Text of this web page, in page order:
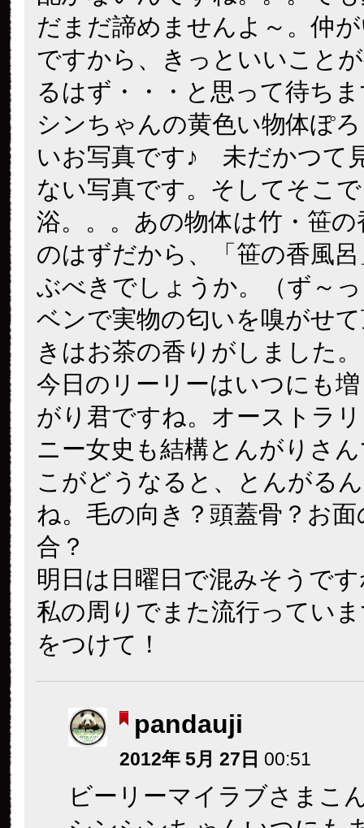
だまだ諦めませんよ～。仲
ですから、きっといいこと
るはず・・・と思って待ち
シンちゃんの黄色い物体ぽ
いお写真です♪ 未だかつて
ない写真です。そしてそこ
浴。。。あの物体は竹・笹
のはずだから、「笹の香風
ぶべきでしょうか。（ず～
ベンで実物の匂いを嗅がせ
きはお茶の香りがしました
今日のリーリーはいつにも
がり君ですね。オーストラ
ニー女史も結構とんがりさ
こがどうなると、とんがる
ね。毛の向き？頭蓋骨？お面
合？
明日は日曜日で混みそうで
私の周りでまた流行ってい
をつけて！
pandauji
2012年 5月 27日 00:51
ビーリーマイラブさまこ